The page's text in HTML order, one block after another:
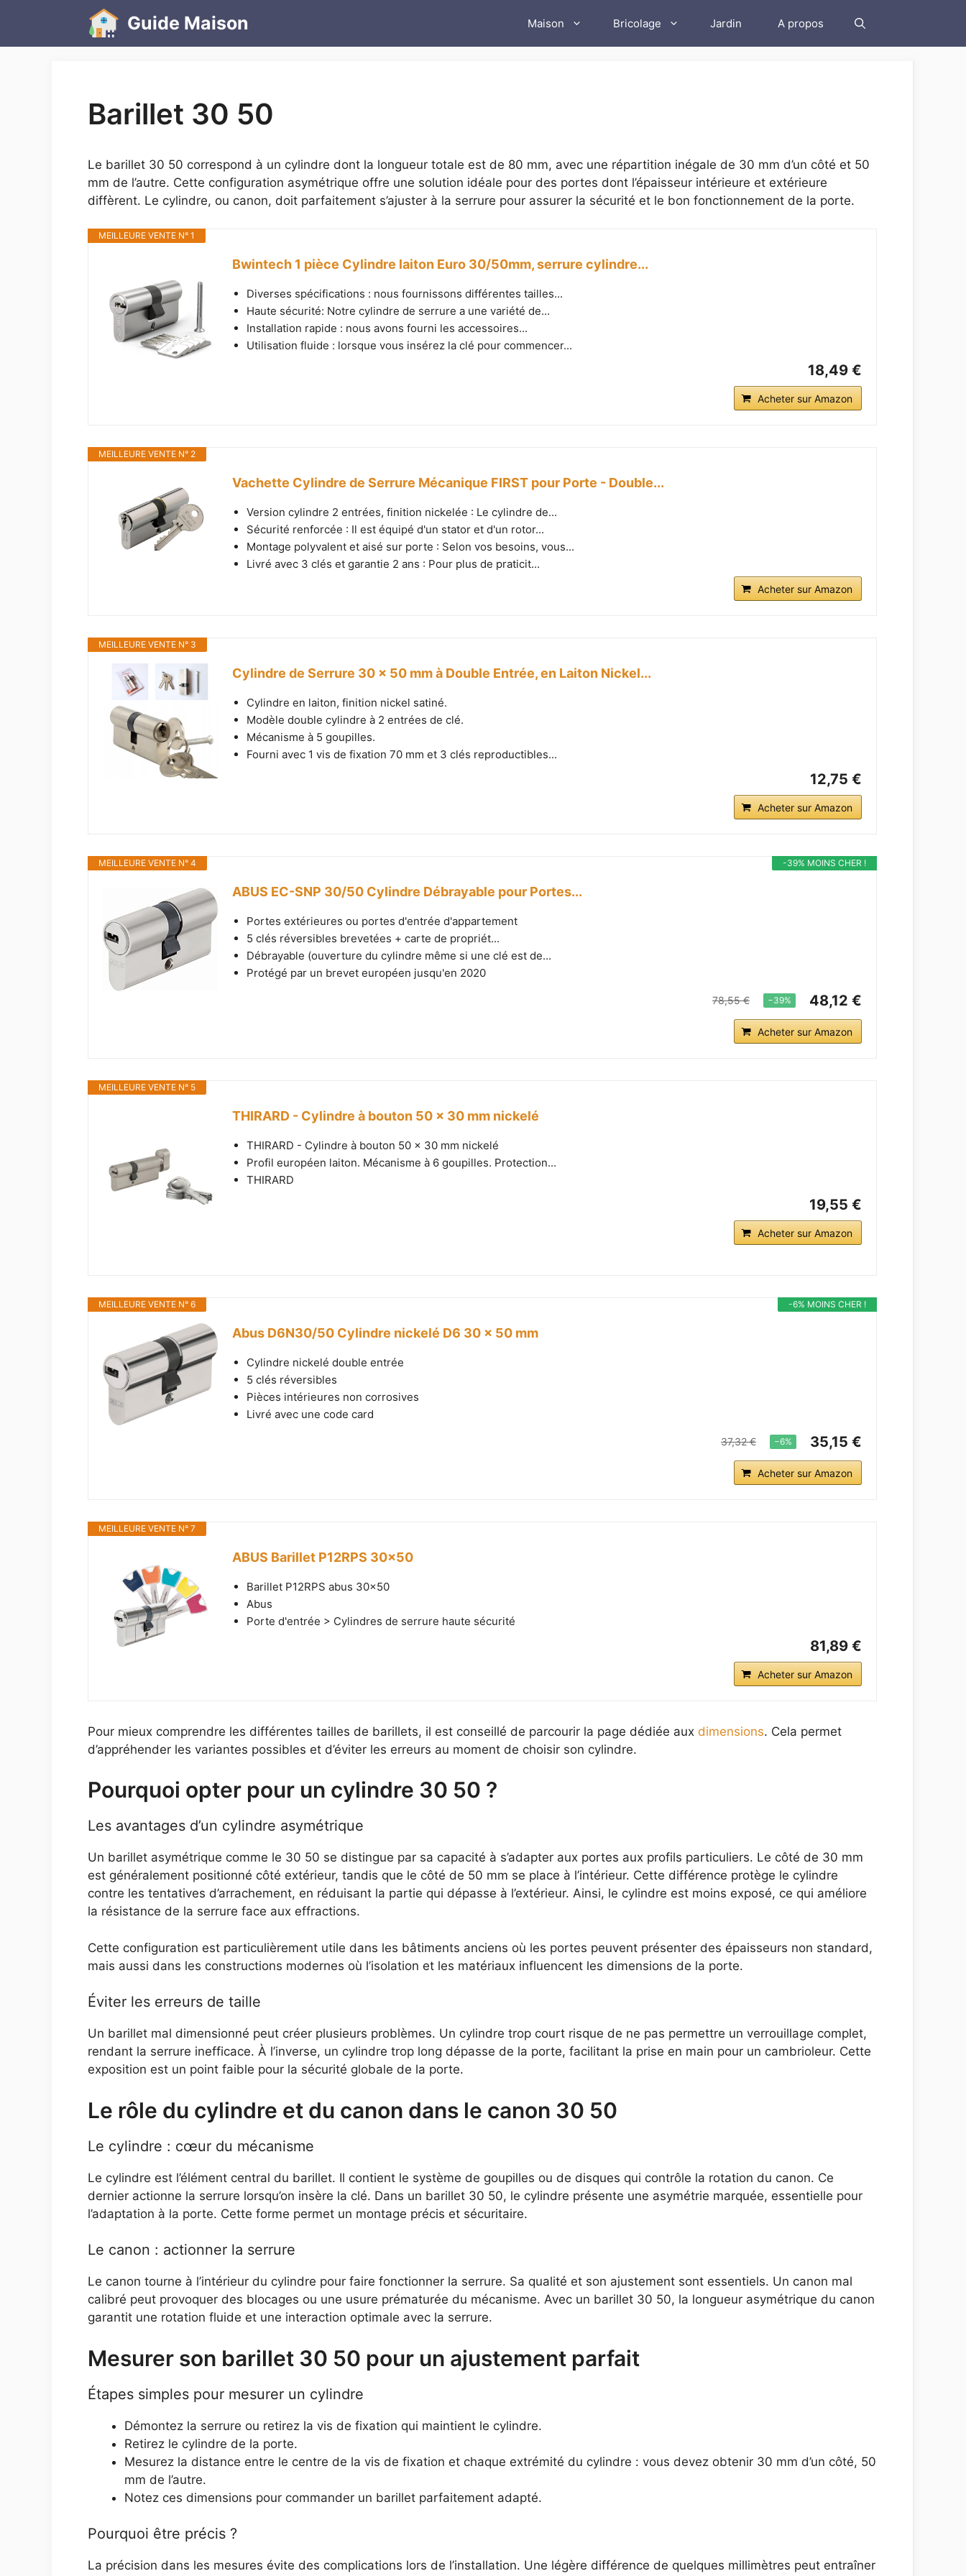
contenu
Guide Maison Maison Bricolage Jardin A propos
Barillet 30 50
Le barillet 30 50 correspond à un cylindre dont la longueur totale est de 80 mm, avec une répartition inégale de 30 mm d’un côté et 50
mm de l’autre. Cette configuration asymétrique offre une solution idéale pour des portes dont l’épaisseur intérieure et extérieure
diffèrent. Le cylindre, ou canon, doit parfaitement s’ajuster à la serrure pour assurer la sécurité et le bon fonctionnement de la porte.
MEILLEURE VENTE N° 1
Bwintech 1 pièce Cylindre laiton Euro 30/50mm, serrure cylindre...
Diverses spécifications : nous fournissons différentes tailles...
Haute sécurité: Notre cylindre de serrure a une variété de...
Installation rapide : nous avons fourni les accessoires...
Utilisation fluide : lorsque vous insérez la clé pour commencer...
18,49 €
Acheter sur Amazon
MEILLEURE VENTE N° 2
Vachette Cylindre de Serrure Mécanique FIRST pour Porte - Double...
Version cylindre 2 entrées, finition nickelée : Le cylindre de...
Sécurité renforcée : Il est équipé d'un stator et d'un rotor...
Montage polyvalent et aisé sur porte : Selon vos besoins, vous...
Livré avec 3 clés et garantie 2 ans : Pour plus de praticit...
Acheter sur Amazon
MEILLEURE VENTE N° 3
Cylindre de Serrure 30 x 50 mm à Double Entrée, en Laiton Nickel...
Cylindre en laiton, finition nickel satiné.
Modèle double cylindre à 2 entrées de clé.
Mécanisme à 5 goupilles.
Fourni avec 1 vis de fixation 70 mm et 3 clés reproductibles...
12,75 €
Acheter sur Amazon
-39% MOINS CHER !
MEILLEURE VENTE N° 4
ABUS EC-SNP 30/50 Cylindre Débrayable pour Portes...
Portes extérieures ou portes d'entrée d'appartement
5 clés réversibles brevetées + carte de propriét...
Débrayable (ouverture du cylindre même si une clé est de...
Protégé par un brevet européen jusqu'en 2020
78,55 € −39% 48,12 €
Acheter sur Amazon
MEILLEURE VENTE N° 5
THIRARD - Cylindre à bouton 50 x 30 mm nickelé
THIRARD - Cylindre à bouton 50 x 30 mm nickelé
Profil européen laiton. Mécanisme à 6 goupilles. Protection...
THIRARD
19,55 €
Acheter sur Amazon
-6% MOINS CHER !
MEILLEURE VENTE N° 6
Abus D6N30/50 Cylindre nickelé D6 30 x 50 mm
Cylindre nickelé double entrée
5 clés réversibles
Pièces intérieures non corrosives
Livré avec une code card
37,32 € −6% 35,15 €
Acheter sur Amazon
MEILLEURE VENTE N° 7
ABUS Barillet P12RPS 30x50
Barillet P12RPS abus 30x50
Abus
Porte d'entrée > Cylindres de serrure haute sécurité
81,89 €
Acheter sur Amazon
Pour mieux comprendre les différentes tailles de barillets, il est conseillé de parcourir la page dédiée aux dimensions. Cela permet
d’appréhender les variantes possibles et d’éviter les erreurs au moment de choisir son cylindre.
Pourquoi opter pour un cylindre 30 50 ?
Les avantages d’un cylindre asymétrique
Un barillet asymétrique comme le 30 50 se distingue par sa capacité à s’adapter aux portes aux profils particuliers. Le côté de 30 mm
est généralement positionné côté extérieur, tandis que le côté de 50 mm se place à l’intérieur. Cette différence protège le cylindre
contre les tentatives d’arrachement, en réduisant la partie qui dépasse à l’extérieur. Ainsi, le cylindre est moins exposé, ce qui améliore
la résistance de la serrure face aux effractions.
Cette configuration est particulièrement utile dans les bâtiments anciens où les portes peuvent présenter des épaisseurs non standard,
mais aussi dans les constructions modernes où l’isolation et les matériaux influencent les dimensions de la porte.
Éviter les erreurs de taille
Un barillet mal dimensionné peut créer plusieurs problèmes. Un cylindre trop court risque de ne pas permettre un verrouillage complet,
rendant la serrure inefficace. À l’inverse, un cylindre trop long dépasse de la porte, facilitant la prise en main pour un cambrioleur. Cette
exposition est un point faible pour la sécurité globale de la porte.
Le rôle du cylindre et du canon dans le canon 30 50
Le cylindre : cœur du mécanisme
Le cylindre est l’élément central du barillet. Il contient le système de goupilles ou de disques qui contrôle la rotation du canon. Ce
dernier actionne la serrure lorsqu’on insère la clé. Dans un barillet 30 50, le cylindre présente une asymétrie marquée, essentielle pour
l’adaptation à la porte. Cette forme permet un montage précis et sécuritaire.
Le canon : actionner la serrure
Le canon tourne à l’intérieur du cylindre pour faire fonctionner la serrure. Sa qualité et son ajustement sont essentiels. Un canon mal
calibré peut provoquer des blocages ou une usure prématurée du mécanisme. Avec un barillet 30 50, la longueur asymétrique du canon
garantit une rotation fluide et une interaction optimale avec la serrure.
Mesurer son barillet 30 50 pour un ajustement parfait
Étapes simples pour mesurer un cylindre
Démontez la serrure ou retirez la vis de fixation qui maintient le cylindre.
Retirez le cylindre de la porte.
Mesurez la distance entre le centre de la vis de fixation et chaque extrémité du cylindre : vous devez obtenir 30 mm d’un côté, 50
mm de l’autre.
Notez ces dimensions pour commander un barillet parfaitement adapté.
Pourquoi être précis ?
La précision dans les mesures évite des complications lors de l’installation. Une légère différence de quelques millimètres peut entraîner